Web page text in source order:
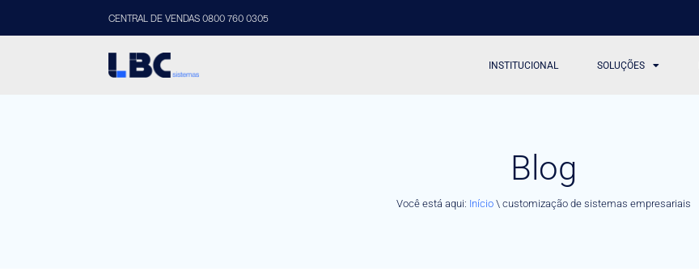
CENTRAL DE VENDAS 0800 760 0305
INSTITUCIONAL SOLUÇÕES
Blog
Você está aqui: Início \ customização de sistemas empresariais